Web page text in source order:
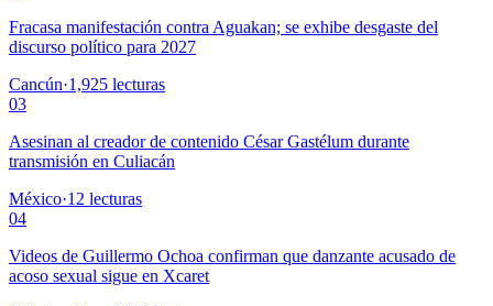
Fracasa manifestación contra Aguakan; se exhibe desgaste del
discurso político para 2027
Cancún·1,925 lecturas
03
Asesinan al creador de contenido César Gastélum durante
transmisión en Culiacán
México·12 lecturas
04
Videos de Guillermo Ochoa confirman que danzante acusado de
acoso sexual sigue en Xcaret